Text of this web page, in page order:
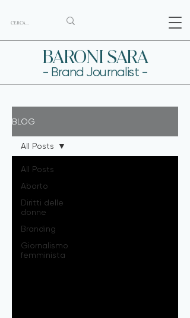
BARONI SARA
- Brand Journalist -
BLOG
All Posts
Aborto
Diritti delle
donne
Branding
Giornalismo
femminista
All Posts